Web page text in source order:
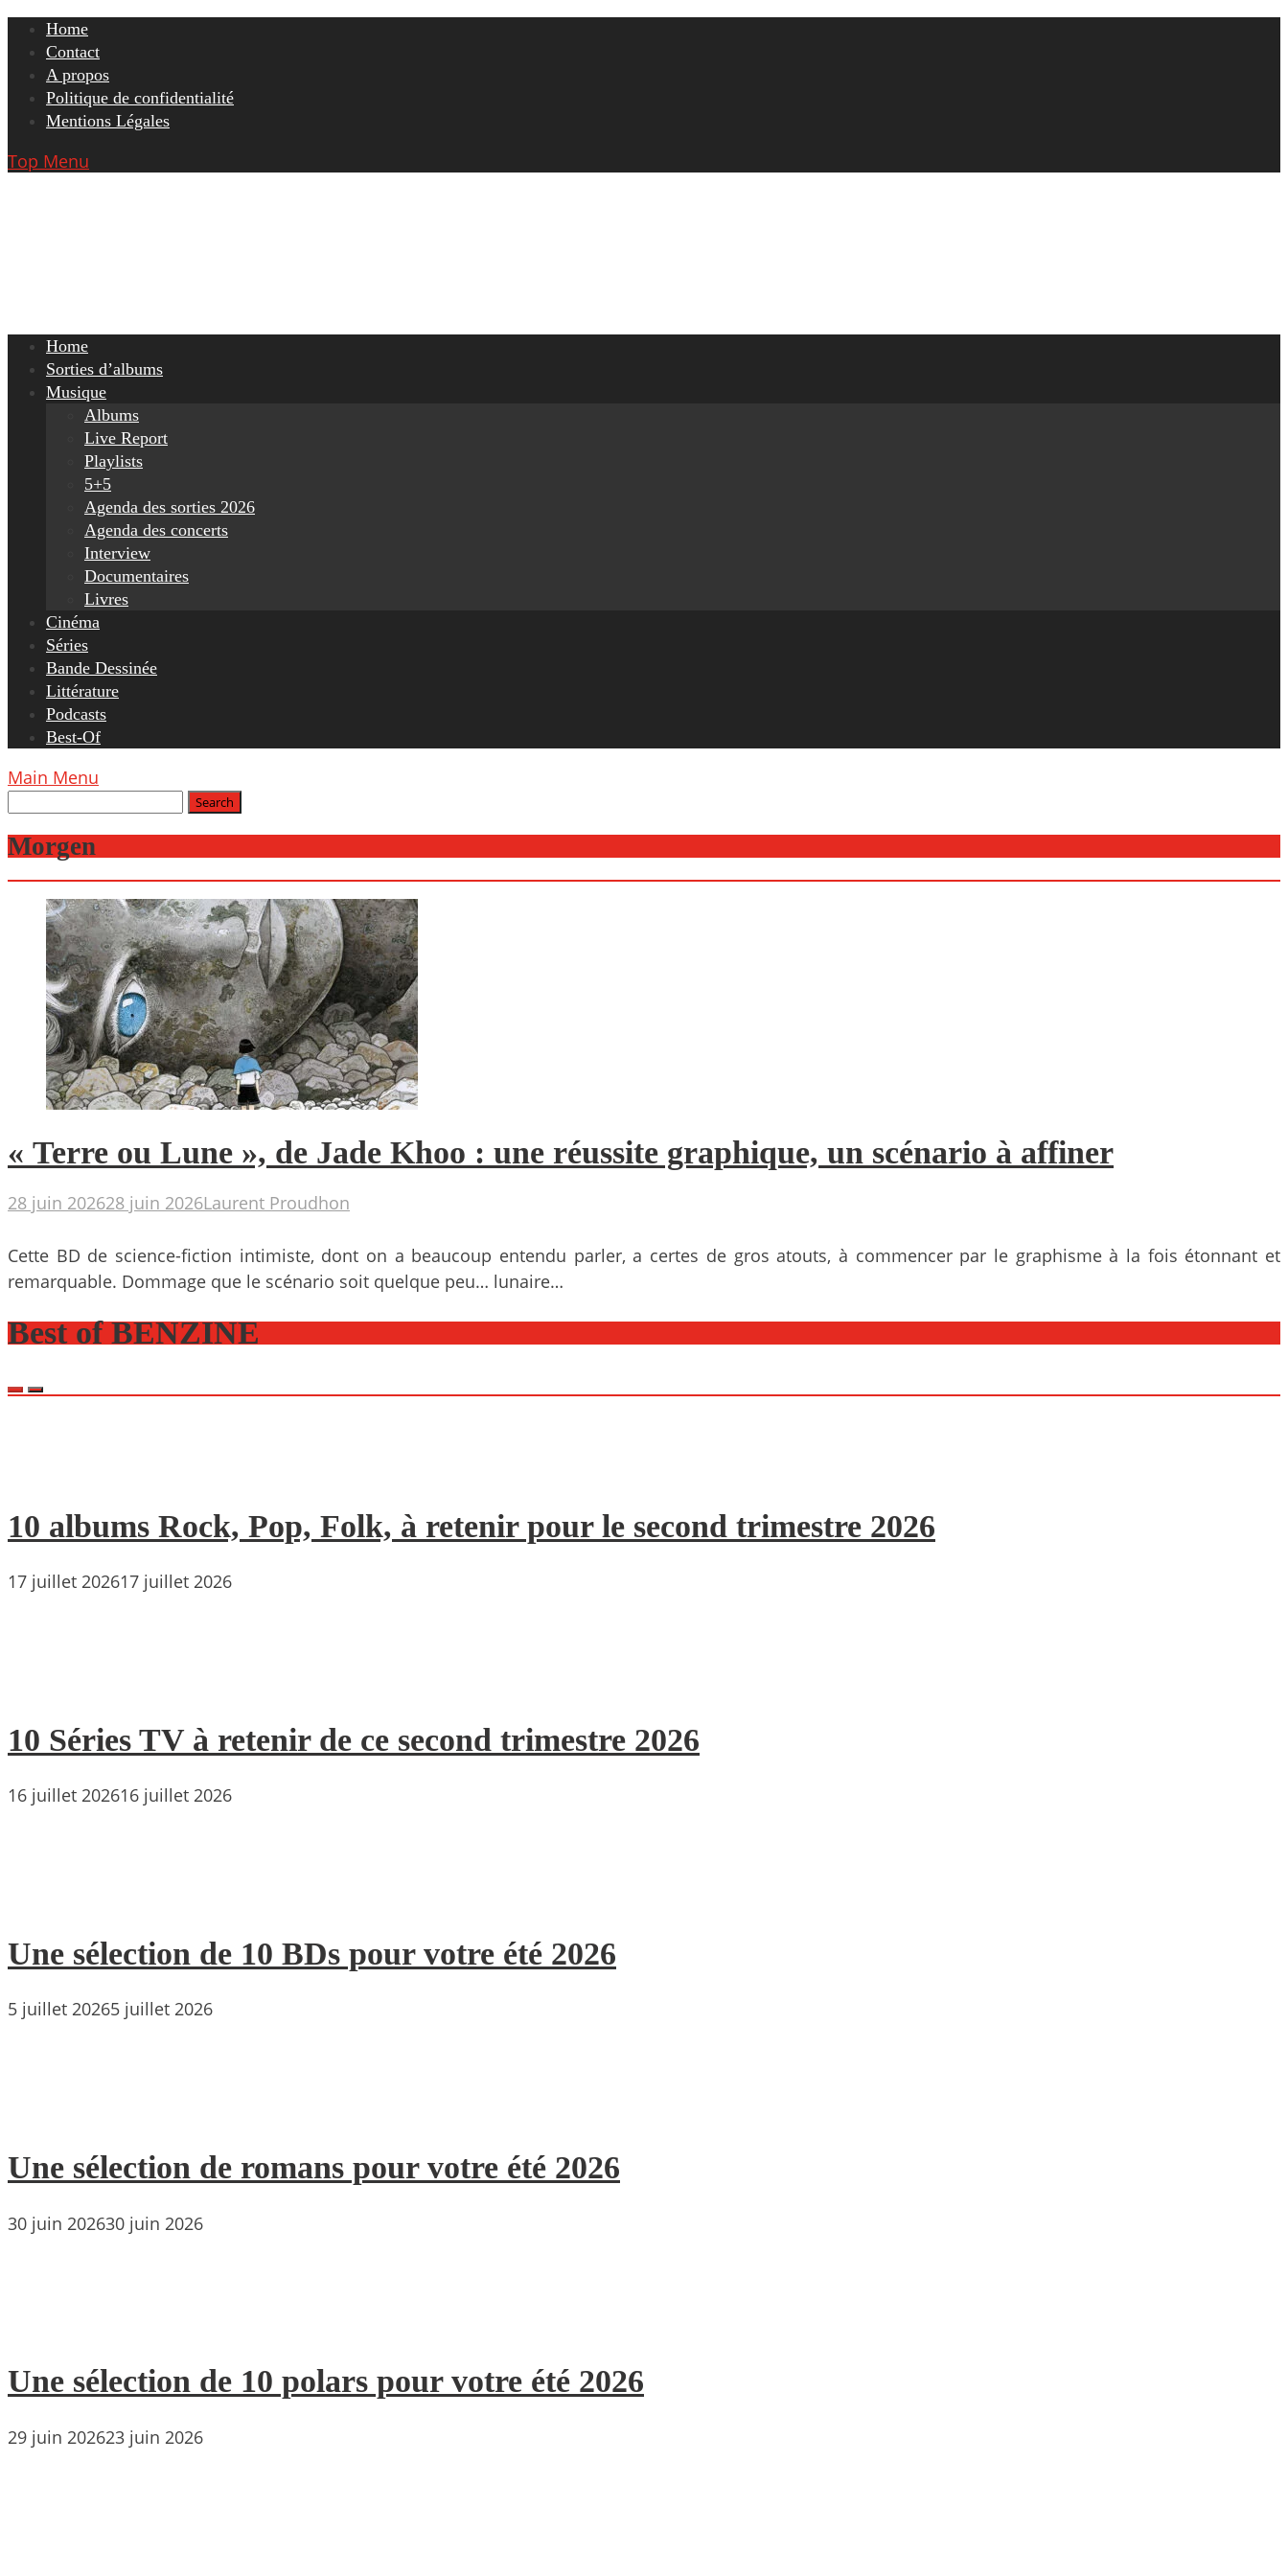
Skip
content
Home
Contact
A propos
Politique de confidentialité
Mentions Légales
Top Menu
Home
Sorties d’albums
Musique
Albums
Live Report
Playlists
5+5
Agenda des sorties 2026
Agenda des concerts
Interview
Documentaires
Livres
Cinéma
Séries
Bande Dessinée
Littérature
Podcasts
Best-Of
Main Menu
Morgen
« Terre ou Lune », de Jade Khoo : une réussite graphique, un scénario à affiner
28 juin 202628 juin 2026Laurent Proudhon
Cette BD de science-fiction intimiste, dont on a beaucoup entendu parler, a certes de gros atouts, à commencer par le graphisme à la fois étonnant et
remarquable. Dommage que le scénario soit quelque peu… lunaire…
Best of BENZINE
10 albums Rock, Pop, Folk, à retenir pour le second trimestre 2026
17 juillet 202617 juillet 2026
10 Séries TV à retenir de ce second trimestre 2026
16 juillet 202616 juillet 2026
Une sélection de 10 BDs pour votre été 2026
5 juillet 20265 juillet 2026
Une sélection de romans pour votre été 2026
30 juin 202630 juin 2026
Une sélection de 10 polars pour votre été 2026
29 juin 202623 juin 2026